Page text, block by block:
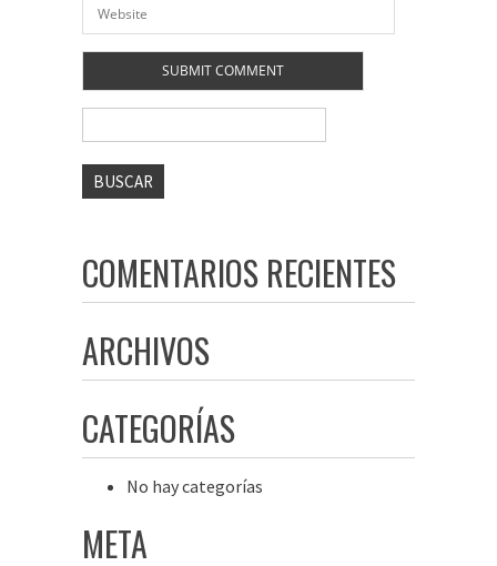
COMENTARIOS RECIENTES
ARCHIVOS
CATEGORÍAS
No hay categorías
META